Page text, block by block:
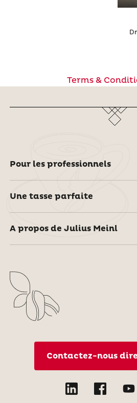
Terms &
Pour les professionnels
Une tasse parfaite
A propos de Julius Meinl
Contactez-nous